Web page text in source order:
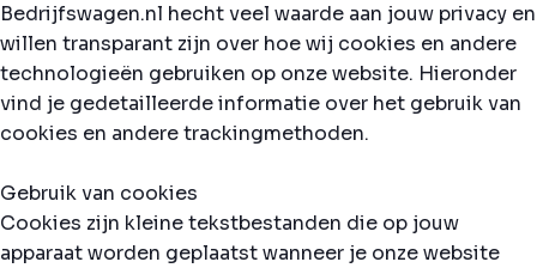
Bedrijfswagen.nl hecht veel waarde aan jouw privacy en
willen transparant zijn over hoe wij cookies en andere
technologieën gebruiken op onze website. Hieronder
vind je gedetailleerde informatie over het gebruik van
cookies en andere trackingmethoden.
Gebruik van cookies
Cookies zijn kleine tekstbestanden die op jouw
apparaat worden geplaatst wanneer je onze website